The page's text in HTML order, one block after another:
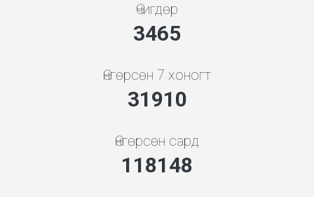
Өчигдөр
3731
Өнгөрсөн 7 хоногт
34364
Өнгөрсөн сард
127237